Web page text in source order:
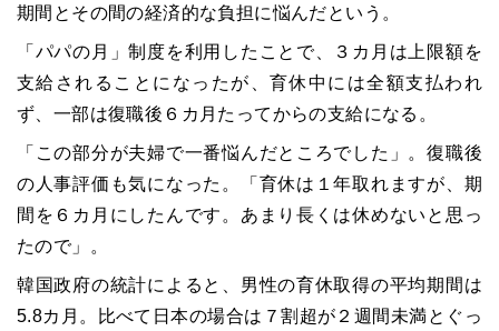
期間とその間の経済的な負担に悩んだという。
「パパの月」制度を利用したことで、３カ月は上限額を
支給されることになったが、育休中には全額支払われ
ず、一部は復職後６カ月たってからの支給になる。
「この部分が夫婦で一番悩んだところでした」。復職後
の人事評価も気になった。「育休は１年取れますが、期
間を６カ月にしたんです。あまり長くは休めないと思っ
たので」。
韓国政府の統計によると、男性の育休取得の平均期間は
5.8カ月。比べて日本の場合は７割超が２週間未満とぐっ